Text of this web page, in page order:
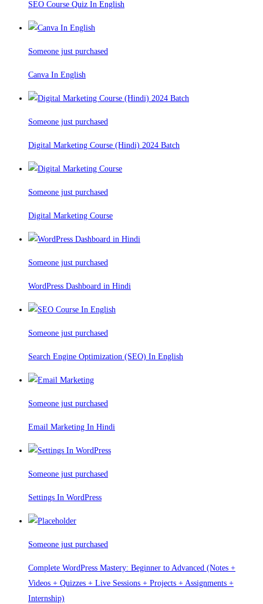
SEO Course Quiz In English
Someone just purchased
Canva In English
Someone just purchased
Digital Marketing Course (Hindi) 2024 Batch
Someone just purchased
Digital Marketing Course
Someone just purchased
WordPress Dashboard in Hindi
Someone just purchased
Search Engine Optimization (SEO) In English
Someone just purchased
Email Marketing In Hindi
Someone just purchased
Settings In WordPress
Someone just purchased
Complete WordPress Mastery: Beginner to Advanced (Notes +
Videos + Quizzes + Live Sessions + Projects + Assignments +
Internship)